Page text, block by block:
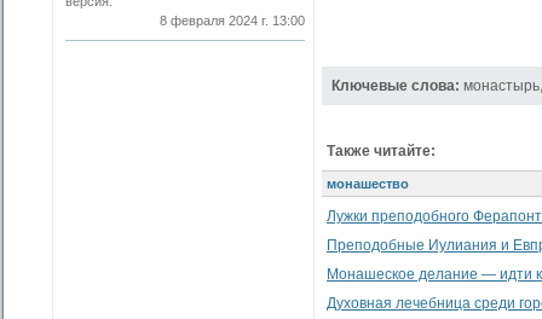
8 февраля 2024 г. 13:00
Ключевые слова: монастырь
Также читайте:
монашество
Лужки преподобного
Преподобные Иулиания и
Монашеское делание — идти
Духовная лечебница среди